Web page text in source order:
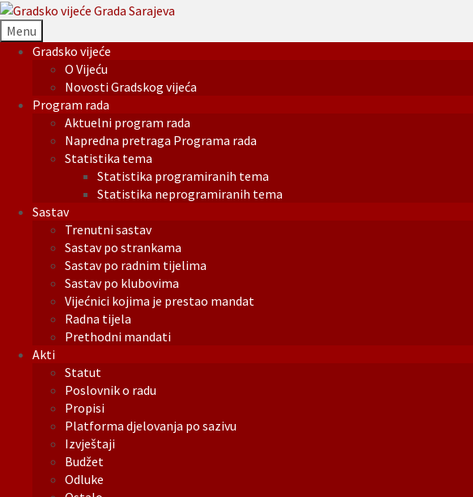
Menu
Gradsko vijeće
O Vijeću
Novosti Gradskog vijeća
Program rada
Aktuelni program rada
Napredna pretraga Programa rada
Statistika tema
Statistika programiranih tema
Statistika neprogramiranih tema
Sastav
Trenutni sastav
Sastav po strankama
Sastav po radnim tijelima
Sastav po klubovima
Vijećnici kojima je prestao mandat
Radna tijela
Prethodni mandati
Akti
Statut
Poslovnik o radu
Propisi
Platforma djelovanja po sazivu
Izvještaji
Budžet
Odluke